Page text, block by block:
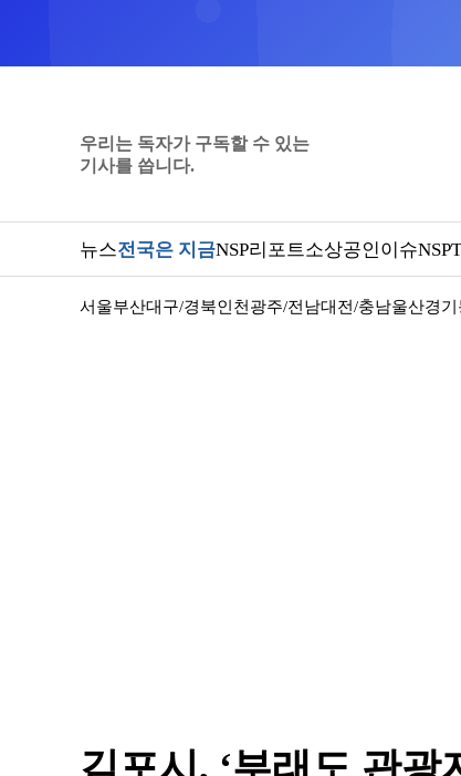
우리는 독자가 구독할 수 있는
기사를 씁니다.
뉴스전국은 지금NSP리포트소상공인이슈
서울부산대구/경북인천 광주/전남대전/충남울산경기
김포시, ‘부래도 관